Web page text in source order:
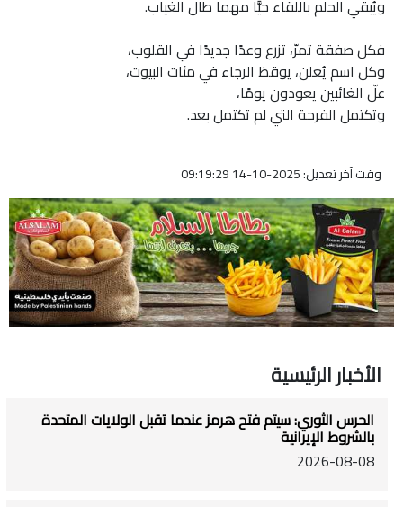
ويُبقي الحلم باللقاء حيًّا مهما طال الغياب.
فكل صفقة تمرّ، تزرع وعدًا جديدًا في القلوب،
وكل اسم يُعلن، يوقظ الرجاء في مئات البيوت،
علّ الغائبين يعودون يومًا،
وتكتمل الفرحة التي لم تكتمل بعد.
وقت آخر تعديل: 2025-10-14 09:19:29
الأخبار الرئيسية
الحرس الثوري: سيتم فتح هرمز عندما تقبل الولايات المتحدة
بالشروط الإيرانية
2026-08-08